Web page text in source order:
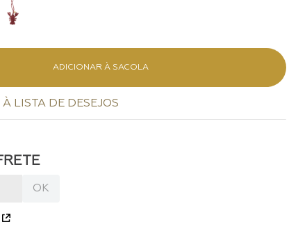
ADICIONAR À SACOLA